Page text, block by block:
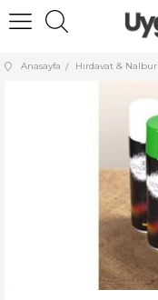
Anasayfa Hırdavat & Nalbur